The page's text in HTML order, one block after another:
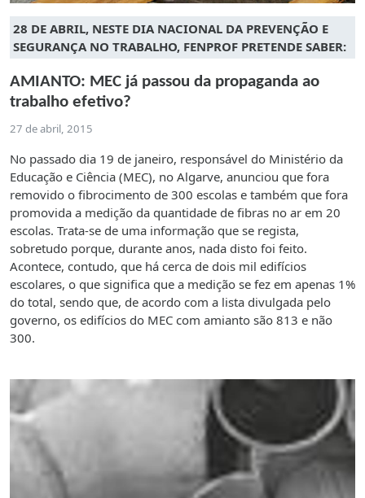
28 DE ABRIL, NESTE DIA NACIONAL DA PREVENÇÃO E
SEGURANÇA NO TRABALHO, FENPROF PRETENDE SABER:
AMIANTO: MEC já passou da propaganda ao
trabalho efetivo?
27 de abril, 2015
No passado dia 19 de janeiro, responsável do Ministério da
Educação e Ciência (MEC), no Algarve, anunciou que fora
removido o fibrocimento de 300 escolas e também que fora
promovida a medição da quantidade de fibras no ar em 20
escolas. Trata-se de uma informação que se regista,
sobretudo porque, durante anos, nada disto foi feito.
Acontece, contudo, que há cerca de dois mil edifícios
escolares, o que significa que a medição se fez em apenas 1%
do total, sendo que, de acordo com a lista divulgada pelo
governo, os edifícios do MEC com amianto são 813 e não
300.